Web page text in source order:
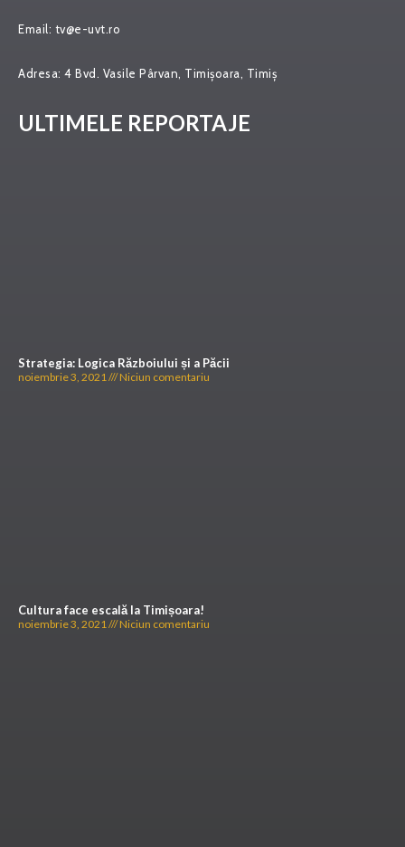
Email: tv@e-uvt.ro
Adresa: 4 Bvd. Vasile Pârvan, Timișoara, Timiș
ULTIMELE REPORTAJE
Strategia: Logica Războiului și a Păcii
noiembrie 3, 2021 Niciun comentariu
Cultura face escală la Timișoara!
noiembrie 3, 2021 Niciun comentariu